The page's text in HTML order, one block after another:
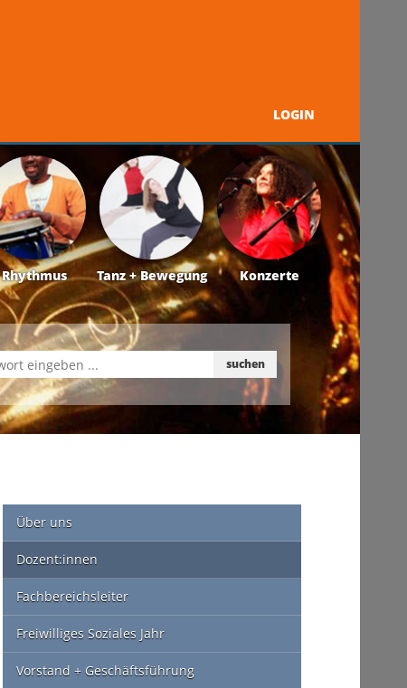
LOGIN
Programm Über uns Kontakt + Service
Rhythmus Tanz + Bewegung Konzerte
suchen
Über uns
Dozent:innen
Fachbereichsleiter
Freiwilliges Soziales Jahr
Vorstand + Geschäftsführung